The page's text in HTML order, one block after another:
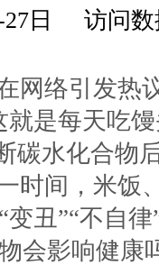
日 访问数
络引发热
是每天吃
碳水化合物
时间，米饭
丑”“不自
会影响健康